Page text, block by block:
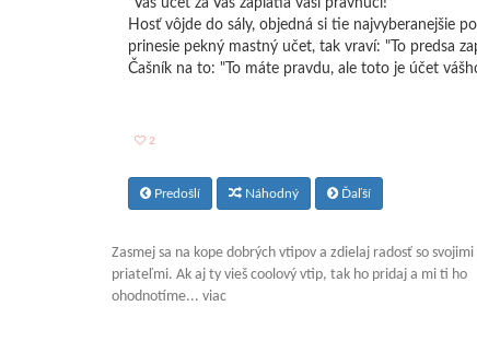
"Váš učet za Vás zaplatia vaši pravnuci!"
Hosť vôjde do sály, objedná si tie najvyberanejšie
prinesie pekný mastný učet, tak vraví: "To predsa
Čašník na to: "To máte pravdu, ale toto je účet
2
Predošlí Náhodný Ďaľší
Zasmej sa na kope dobrých vtipov a zdielaj radosť so svojimi
priateľmi. Ak aj ty vieš coolový vtip, tak ho pridaj a mi ti ho
ohodnotíme... viac